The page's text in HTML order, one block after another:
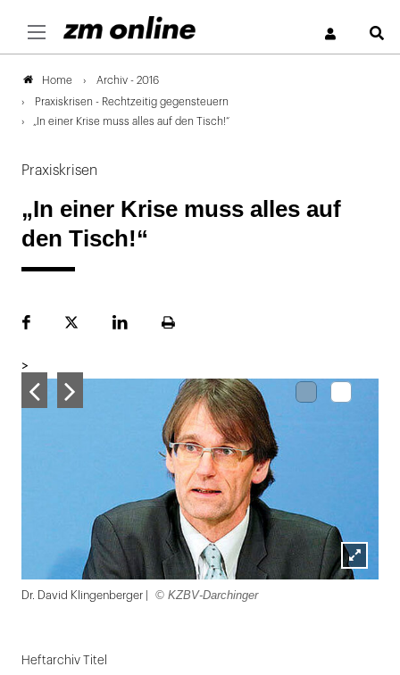
Home Archiv - 2016
Praxiskrisen - Rechtzeitig gegensteuern
„In einer Krise muss alles auf den Tisch!“
Praxiskrisen
„In einer Krise muss alles auf
den Tisch!“
FacebookPlattformLinekdInSeite
>
Lightbox
Dr. David Klingenberger | © KZBV-Darchinger
1Heftarchiv Titel